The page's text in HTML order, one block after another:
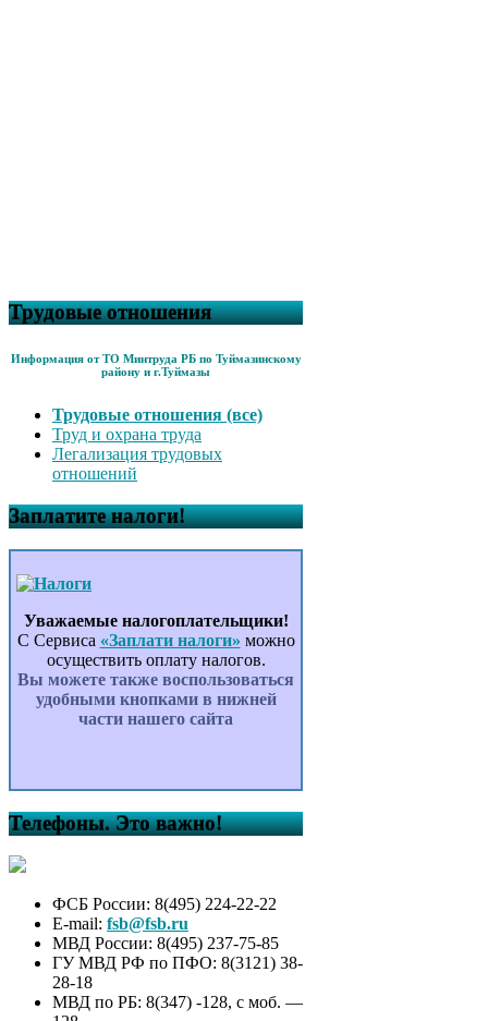
Трудовые отношения
Информация от ТО Минтруда РБ по Туймазинскому
району и г.Туймазы
Трудовые отношения (все)
Труд и охрана труда
Легализация трудовых
отношений
Заплатите налоги!
Уважаемые налогоплательщики!
С Сервиса «Заплати налоги» можно
осуществить оплату налогов.
Вы можете также воспользоваться
удобными кнопками в нижней
части нашего сайта
Телефоны. Это важно!
ФСБ России: 8(495) 224-22-22
E-mail: fsb@fsb.ru
МВД России: 8(495) 237-75-85
ГУ МВД РФ по ПФО: 8(3121) 38-
28-18
МВД по РБ: 8(347) -128, с моб. —